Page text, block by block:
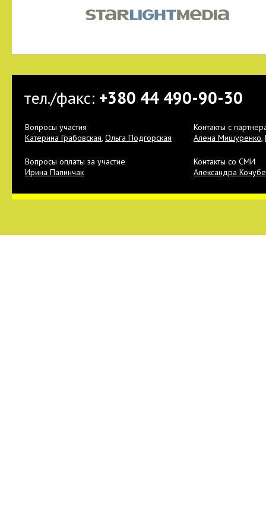
тел./факс: +380 44 490-90-30
Вопросы участия
Катерина Грабовская, Ольга Подгорская
Контакты с
Алена Мишуренко,
Вопросы оплаты за участие
Ирина Папинчак
Контакты со СМИ
Александра